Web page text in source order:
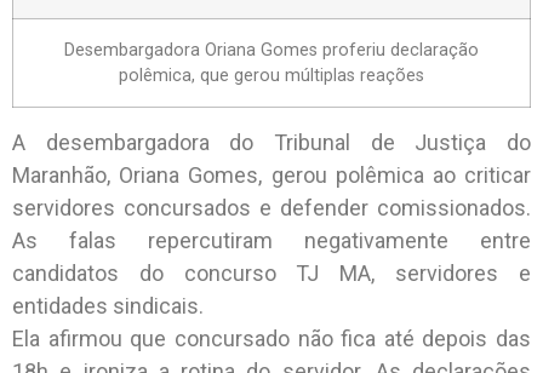
Desembargadora Oriana Gomes proferiu declaração
polêmica, que gerou múltiplas reações
A desembargadora do Tribunal de Justiça do
Maranhão, Oriana Gomes, gerou polêmica ao criticar
servidores concursados e defender comissionados.
As falas repercutiram negativamente entre
candidatos do concurso TJ MA, servidores e
entidades sindicais.
Ela afirmou que concursado não fica até depois das